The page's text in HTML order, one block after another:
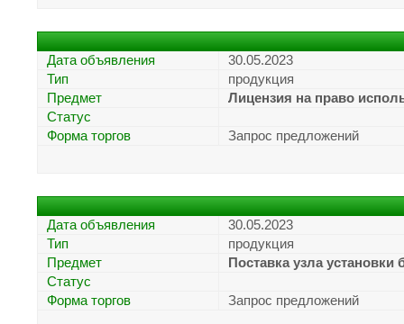
Дата объявления
30.05.2023
Тип
продукция
Предмет
Лицензия на право
Статус
Форма торгов
Запрос предложений
Дата объявления
30.05.2023
Тип
продукция
Предмет
Поставка узла
Статус
Форма торгов
Запрос предложений